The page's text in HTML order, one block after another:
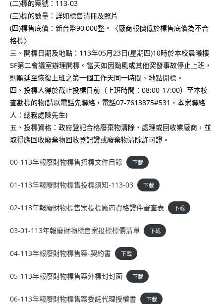
(二)標的案號：113-03
(三)標的數量：詳如標售清冊及照片
(四)標售底價：新台幣90,000整。〈廠商報價低於標售底價為不合
格標〉
三、開標日期及地點：113年05月23日(星期四)10時於本校晨曦樓
5F第二會議室辦理開標。當天如因颱風或其他突發事故停止上班，
則順延至恢復上班之第一個工作天同一時間、地點開標。
四、投標人得於截止投標日前（上班時間：08:00-17:00）至本校
查勘標的物(請以電話先聯絡，電話07-7613875#531，本案聯絡
人：總務處陳先生)
五、投標資格：政府登記合格廢棄物清除、處理或回收業廠商，並
取得應回收廢棄物回收登記證或廢棄物清除許可證。
00-113年報廢財物標售招標文件目錄 下載
01-113年報廢財物標售投標須知-113-03 下載
02-113年報廢財物標售案投標廠商資格證件審查表 下載
03-01-113年報廢財物標售案投標標價清單 下載
04-113年報廢財物標售案-契約書 下載
05-113年報廢財物標售案外標封封面 下載
06-113年報廢財物標售案委託代理授權書 下載